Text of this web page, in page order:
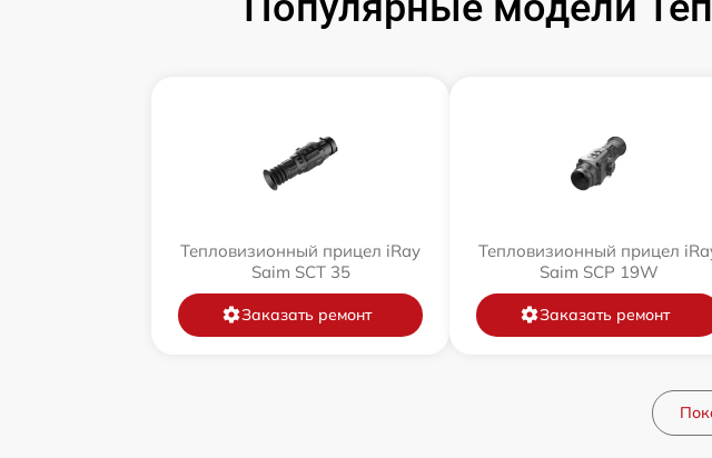
Тепловизионный прицел iRay
Saim SCT 35
Заказать ремонт
Тепловизионный прицел
Saim SCP 19W
Заказать ремонт